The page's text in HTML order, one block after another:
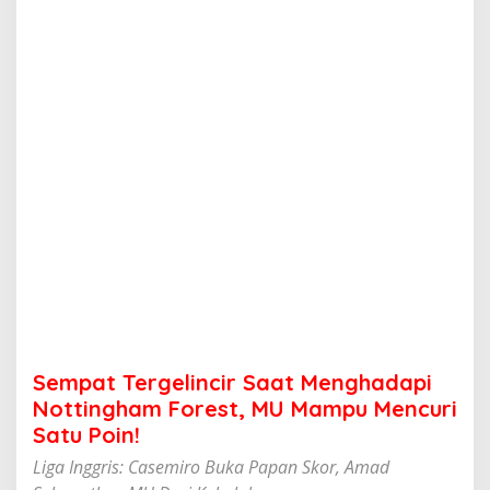
p
i
N
t
Sempat Tergelincir Saat Menghadapi
Nottingham Forest, MU Mampu Mencuri
Satu Poin!
Liga Inggris: Casemiro Buka Papan Skor, Amad